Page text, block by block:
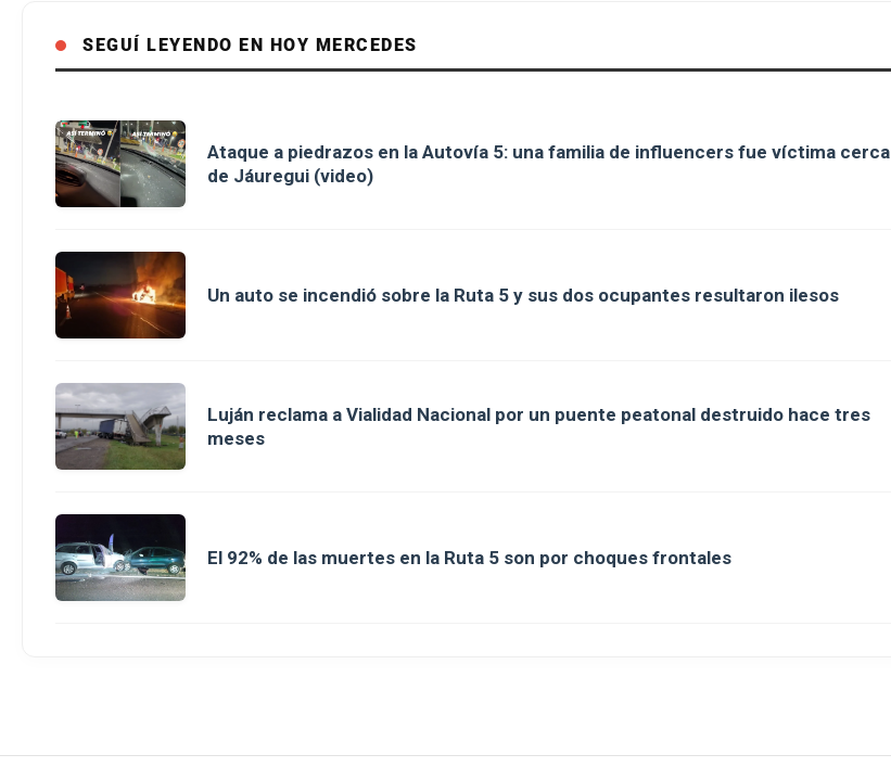
SEGUÍ LEYENDO EN HOY MERCEDES
Ataque a piedrazos en la Autovía 5: una familia de influencers fue víctima cerca
de Jáuregui (video)
Un auto se incendió sobre la Ruta 5 y sus dos ocupantes resultaron ilesos
Luján reclama a Vialidad Nacional por un puente peatonal destruido hace tres
meses
El 92% de las muertes en la Ruta 5 son por choques frontales